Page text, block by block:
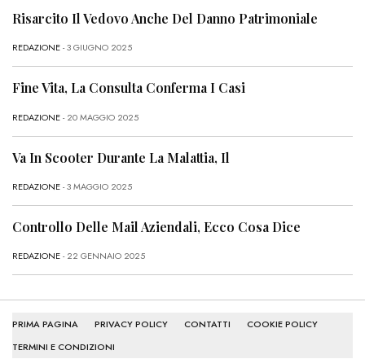
Risarcito Il Vedovo Anche Del Danno Patrimoniale
REDAZIONE- 3 GIUGNO 2025
Fine Vita, La Consulta Conferma I Casi
REDAZIONE- 20 MAGGIO 2025
Va In Scooter Durante La Malattia, Il
REDAZIONE- 3 MAGGIO 2025
Controllo Delle Mail Aziendali, Ecco Cosa Dice
REDAZIONE- 22 GENNAIO 2025
PRIMA PAGINA PRIVACY POLICY CONTATTI
COOKIE POLICY
TERMINI E CONDIZIONI